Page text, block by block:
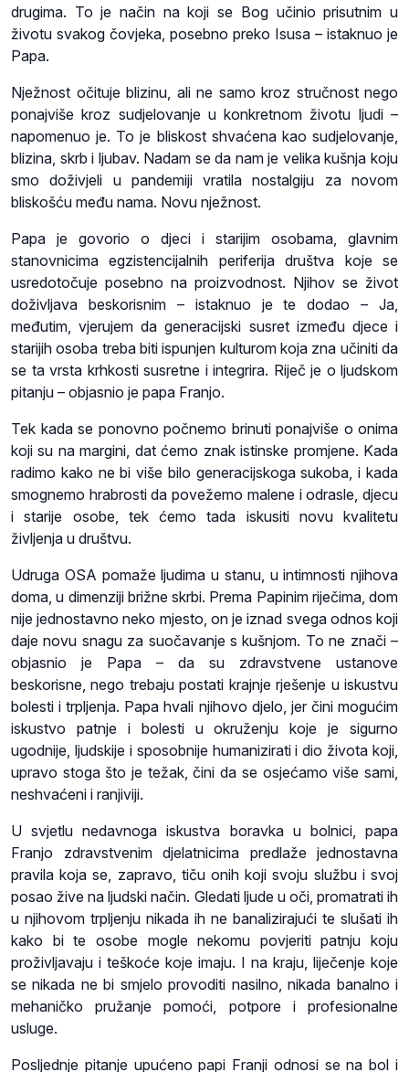
drugima. To je način na koji se Bog učinio prisutnim u
životu svakog čovjeka, posebno preko Isusa – istaknuo je
Papa.
Nježnost očituje blizinu, ali ne samo kroz stručnost nego
ponajviše kroz sudjelovanje u konkretnom životu ljudi –
napomenuo je. To je bliskost shvaćena kao sudjelovanje,
blizina, skrb i ljubav. Nadam se da nam je velika kušnja koju
smo doživjeli u pandemiji vratila nostalgiju za novom
bliskošću među nama. Novu nježnost.
Papa je govorio o djeci i starijim osobama, glavnim
stanovnicima egzistencijalnih periferija društva koje se
usredotočuje posebno na proizvodnost. Njihov se život
doživljava beskorisnim – istaknuo je te dodao – Ja,
međutim, vjerujem da generacijski susret između djece i
starijih osoba treba biti ispunjen kulturom koja zna učiniti da
se ta vrsta krhkosti susretne i integrira. Riječ je o ljudskom
pitanju – objasnio je papa Franjo.
Tek kada se ponovno počnemo brinuti ponajviše o onima
koji su na margini, dat ćemo znak istinske promjene. Kada
radimo kako ne bi više bilo generacijskoga sukoba, i kada
smognemo hrabrosti da povežemo malene i odrasle, djecu
i starije osobe, tek ćemo tada iskusiti novu kvalitetu
življenja u društvu.
Udruga OSA pomaže ljudima u stanu, u intimnosti njihova
doma, u dimenziji brižne skrbi. Prema Papinim riječima, dom
nije jednostavno neko mjesto, on je iznad svega odnos koji
daje novu snagu za suočavanje s kušnjom. To ne znači –
objasnio je Papa – da su zdravstvene ustanove
beskorisne, nego trebaju postati krajnje rješenje u iskustvu
bolesti i trpljenja. Papa hvali njihovo djelo, jer čini mogućim
iskustvo patnje i bolesti u okruženju koje je sigurno
ugodnije, ljudskije i sposobnije humanizirati i dio života koji,
upravo stoga što je težak, čini da se osjećamo više sami,
neshvaćeni i ranjiviji.
U svjetlu nedavnoga iskustva boravka u bolnici, papa
Franjo zdravstvenim djelatnicima predlaže jednostavna
pravila koja se, zapravo, tiču onih koji svoju službu i svoj
posao žive na ljudski način. Gledati ljude u oči, promatrati ih
u njihovom trpljenju nikada ih ne banalizirajući te slušati ih
kako bi te osobe mogle nekomu povjeriti patnju koju
proživljavaju i teškoće koje imaju. I na kraju, liječenje koje
se nikada ne bi smjelo provoditi nasilno, nikada banalno i
mehaničko pružanje pomoći, potpore i profesionalne
usluge.
Posljednje pitanje upućeno papi Franji odnosi se na bol i